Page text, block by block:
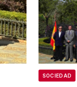
SOCIEDAD